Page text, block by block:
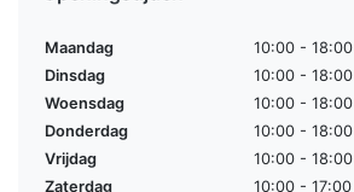
Maandag
10:00 - 18:00
Dinsdag
10:00 - 18:00
Woensdag
10:00 - 18:00
Donderdag
10:00 - 18:00
Vrijdag
10:00 - 18:00
Zaterdag
10:00 - 17:00